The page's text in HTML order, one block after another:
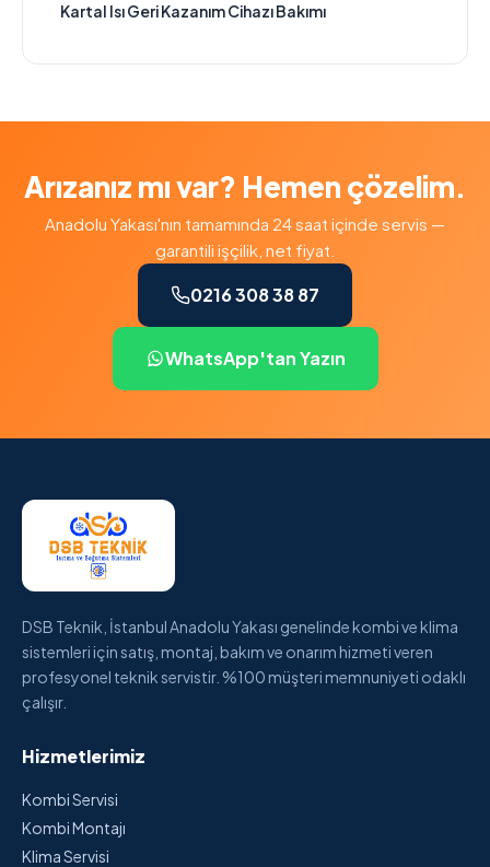
Kartal Isı Geri Kazanım Cihazı Bakımı
Arızanız mı var? Hemen çözelim.
Anadolu Yakası'nın tamamında 24 saat içinde servis —
garantili işçilik, net fiyat.
0216 308 38 87
WhatsApp'tan Yazın
DSB Teknik, İstanbul Anadolu Yakası genelinde kombi ve klima
sistemleri için satış, montaj, bakım ve onarım hizmeti veren
profesyonel teknik servistir. %100 müşteri memnuniyeti odaklı
çalışır.
Hizmetlerimiz
Kombi Servisi
Kombi Montajı
Klima Servisi